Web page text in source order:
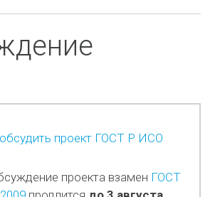
проект ГОСТ Р ИСО
проекта взамен ГОСТ